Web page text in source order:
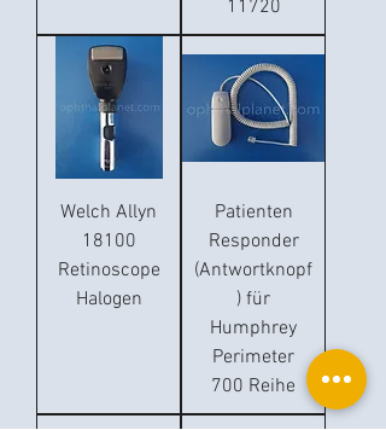
11720
Welch Allyn
18100
Retinoscope
Halogen
Patienten
Responder
(Antwortknopf
) für
Humphrey
Perimeter
700 Reihe